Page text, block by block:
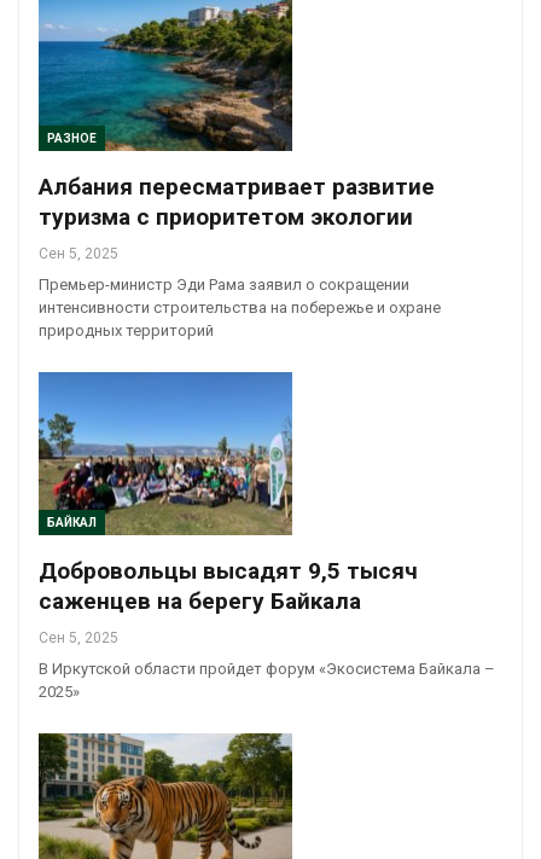
РАЗНОЕ
Албания пересматривает развитие
туризма с приоритетом экологии
Сен 5, 2025
Премьер-министр Эди Рама заявил о сокращении
интенсивности строительства на побережье и охране
природных территорий
БАЙКАЛ
Добровольцы высадят 9,5 тысяч
саженцев на берегу Байкала
Сен 5, 2025
В Иркутской области пройдет форум «Экосистема Байкала –
2025»